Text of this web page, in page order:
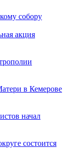
собору
акция
в Кемерове
начал
состоится